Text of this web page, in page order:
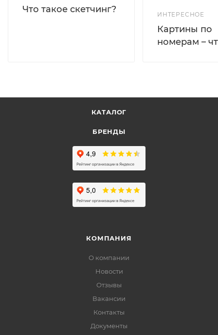
Что такое скетчинг?
ИНТЕРЕСНОЕ
Картины по
номерам –
КАТАЛОГ
БРЕНДЫ
КОМПАНИЯ
О компании
Новости
Отзывы
Вакансии
Контакты
Документы